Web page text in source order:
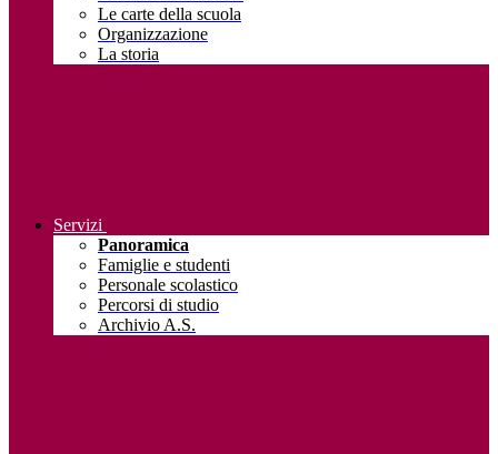
Le carte della scuola
Organizzazione
La storia
Servizi
Panoramica
Famiglie e studenti
Personale scolastico
Percorsi di studio
Archivio A.S.